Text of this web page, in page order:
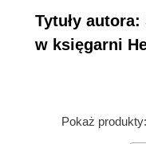
Tytuły
w księgarni
Pokaż produkty: